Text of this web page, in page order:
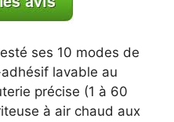
ses 10 modes de
lavable au
précise (1 à 60
à air chaud aux